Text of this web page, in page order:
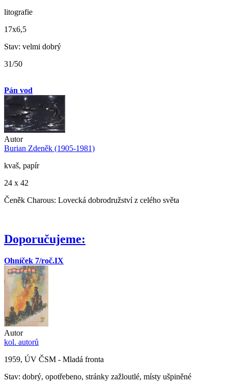
litografie
17x6,5
Stav: velmi dobrý
31/50
Pán vod
Autor
Burian Zdeněk (1905-1981)
kvaš, papír
24 x 42
Čeněk Charous: Lovecká dobrodružství z celého světa
Doporučujeme:
Ohníček 7/roč.IX
Autor
kol. autorů
1959, ÚV ČSM - Mladá fronta
Stav: dobrý, opotřebeno, stránky zažloutlé, místy ušpiněné